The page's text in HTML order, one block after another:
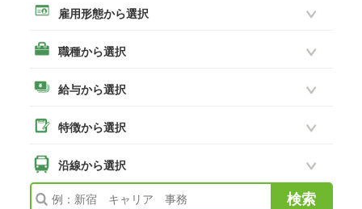
いわき市(19)
須賀川市(14)
二本松市(8)
南相馬市(2)
会津若松市
雇用形態から選択
職種から選択
給与から選択
特徴から選択
沿線から選択